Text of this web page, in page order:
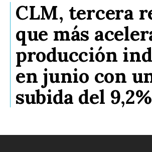
CLM, tercera
que más
producción
en junio con
subida del 9,2%